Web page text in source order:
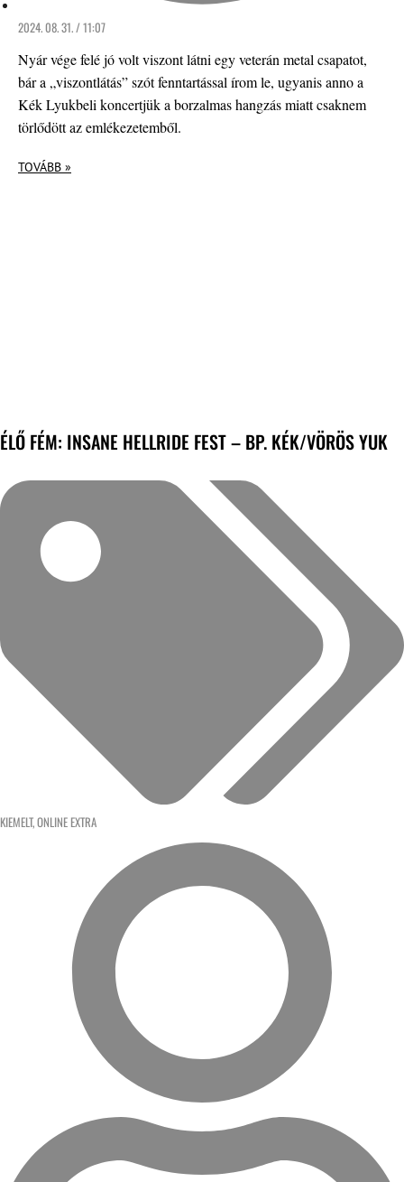
2024. 08. 31. / 11:07
Nyár vége felé jó volt viszont látni egy veterán metal csapatot,
bár a „viszontlátás” szót fenntartással írom le, ugyanis anno a
Kék Lyukbeli koncertjük a borzalmas hangzás miatt csaknem
törlődött az emlékezetemből.
TOVÁBB »
ÉLŐ FÉM: INSANE HELLRIDE FEST – BP. KÉK/VÖRÖS YUK
KIEMELT,ONLINE EXTRA